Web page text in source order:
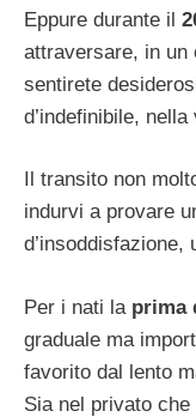
Eppure durante il
attraversare, in un
sentirete
d’indefinibile,
Il transito non
indurvi a provare
d’insoddisfazione,
Per i nati la prima
graduale ma
favorito dal lento
Sia nel privato